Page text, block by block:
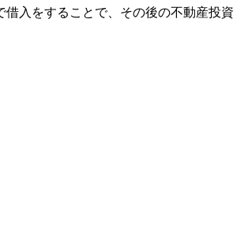
入をすることで、その後の不動産投